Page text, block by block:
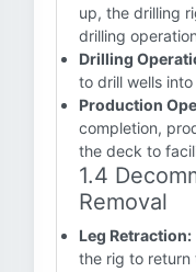
up, the drilling
drilling
Drilling
to drill wells
Production
completion,
the deck to
1.4
Removal
Leg Retraction:
the rig to return